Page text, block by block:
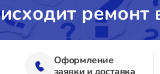
ремонт
Оформление